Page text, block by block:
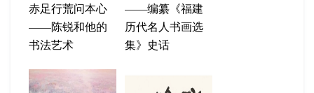
赤足行荒问本心
——陈锐和他的
书法艺术
——编纂《福建
历代名人书画选
集》史话